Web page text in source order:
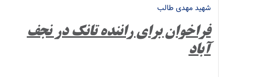
شهید مهدی طالب
فراخوان برای راننده تانک در نجف
آباد